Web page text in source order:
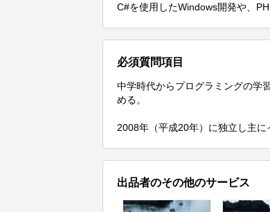
C#を使用したWindows開発や、
必須質問項目
中学時代からプログラミングの学
める。
2008年（平成20年）に独立し主に
出品者のその他のサービス